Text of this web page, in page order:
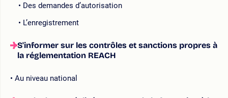
Des demandes d’autorisation
L’enregistrement
S'informer sur les contrôles et sanctions propres à
la réglementation REACH
Au niveau national